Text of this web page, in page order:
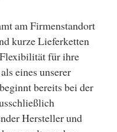
am Firmenstandort
kurze Lieferketten
für ihre
eines unserer
bereits bei der
Hersteller und